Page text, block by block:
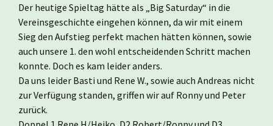
Der heutige Spieltag hätte als „Big Saturday“ in die
Vereinsgeschichte eingehen können, da wir mit einem
Sieg den Aufstieg perfekt machen hätten können, sowie
auch unsere 1. den wohl entscheidenden Schritt machen
konnte. Doch es kam leider anders.
Da uns leider Basti und Rene W., sowie auch Andreas nicht
zur Verfügung standen, griffen wir auf Ronny und Peter
zurück.